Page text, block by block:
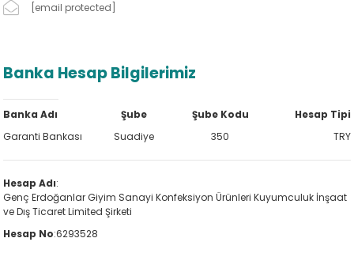
[email protected]
Banka Hesap Bilgilerimiz
Banka Adı
Garanti Bankası
Şube
Suadiye
Şube Kodu
350
Hesap Tipi
TRY
Hesap Adı:
Genç Erdoğanlar Giyim Sanayi Konfeksiyon Ürünleri Kuyumculuk İnşaat
ve Dış Ticaret Limited Şirketi
Hesap No:6293528